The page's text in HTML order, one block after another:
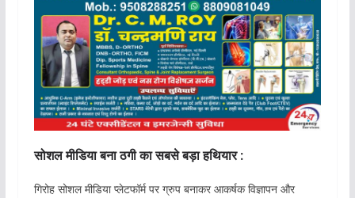
सोशल मीडिया बना ठगी का सबसे बड़ा हथियार :
गिरोह सोशल मीडिया प्लेटफॉर्म पर ग्रुप बनाकर आकर्षक विज्ञापन और